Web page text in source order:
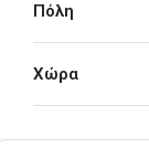
Πόλη
Χώρα